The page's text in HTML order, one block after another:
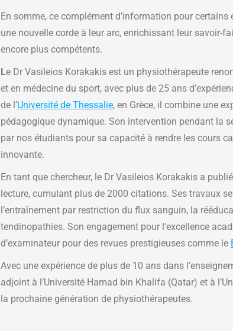
En somme, ce complément d’information pour
une nouvelle corde à leur arc, enrichissant leur savoir-
encore plus compétents.
Le Dr Vasileios Korakakis est un physiothérapeute
et en médecine du sport, avec plus de 25 ans
de l’Université de Thessalie, en Grèce, il combine une
pédagogique dynamique. Son intervention pendant la
par nos étudiants pour sa capacité à rendre les cours
innovante.
En tant que chercheur, le Dr Vasileios Korakakis a
lecture, cumulant plus de 2000 citations. Ses travaux
l’entraînement par restriction du flux sanguin, la
tendinopathies. Son engagement pour l’excellence
d’examinateur pour des revues prestigieuses comme le
Avec une expérience de plus de 10 ans dans
adjoint à l’Université Hamad bin Khalifa (Qatar) et à
la prochaine génération de physiothérapeutes.